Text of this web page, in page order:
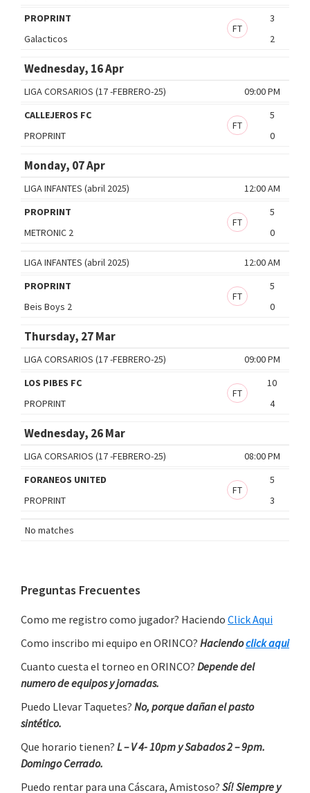
PROPRINT
3
FT
Galacticos
2
Wednesday, 16 Apr
09:00 PM
LIGA CORSARIOS (17 -FEBRERO-25)
CALLEJEROS FC
5
FT
PROPRINT
0
Monday, 07 Apr
12:00 AM
LIGA INFANTES (abril 2025)
PROPRINT
5
FT
METRONIC 2
0
12:00 AM
LIGA INFANTES (abril 2025)
PROPRINT
5
FT
Beis Boys 2
0
Thursday, 27 Mar
09:00 PM
LIGA CORSARIOS (17 -FEBRERO-25)
LOS PIBES FC
10
FT
PROPRINT
4
Wednesday, 26 Mar
08:00 PM
LIGA CORSARIOS (17 -FEBRERO-25)
FORANEOS UNITED
5
FT
PROPRINT
3
No matches
Primary
Sidebar
Preguntas Frecuentes
Como me registro como jugador? Haciendo Click Aqui
Como inscribo mi equipo en ORINCO? Haciendoclick aqui
Cuanto cuesta el torneo en ORINCO? Depende del
numero de equipos y jornadas.
Puedo Llevar Taquetes? No, porque dañan el pasto
sintético.
Que horario tienen? L – V 4- 10pm y Sabados 2 – 9pm.
Domingo Cerrado.
Puedo rentar para una Cáscara, Amistoso? Sí! Siempre y